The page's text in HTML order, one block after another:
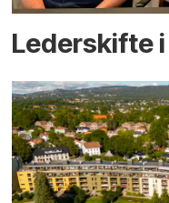
Lederskifte i